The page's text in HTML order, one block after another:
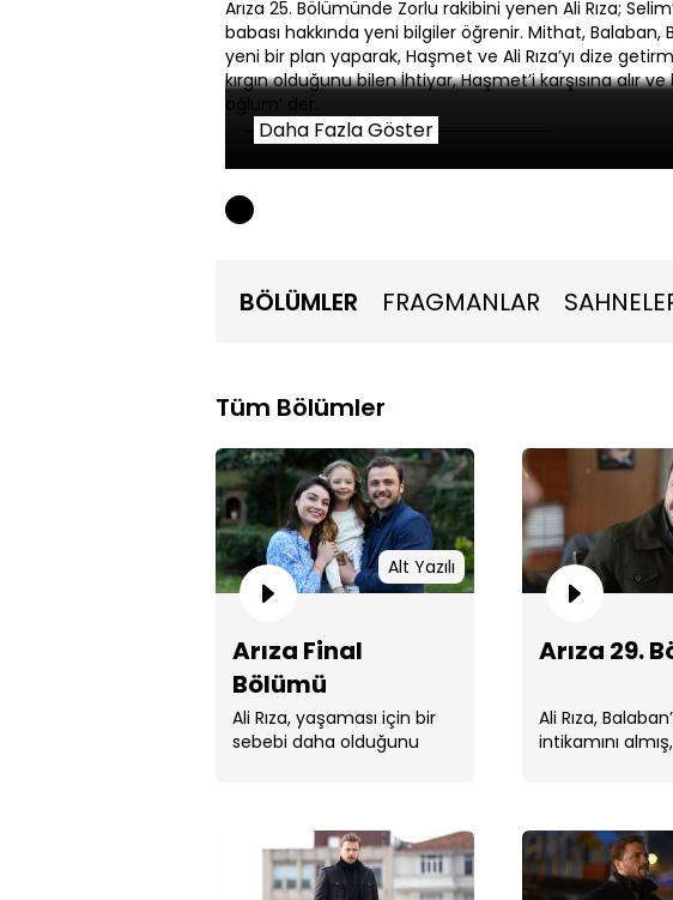
Arıza 25. Bölümünde Zorlu rakibini yenen Ali Rıza;
babası hakkında yeni bilgiler öğrenir. Mithat,
yeni bir plan yaparak, Haşmet ve Ali Rıza’yı dize
kırgın olduğunu bilen İhtiyar, Haşmet’i karşısına alır ve
oğlum’ der.
Ali Rıza ve Mert, Halide’yle birlikte babalarının izini
giderler. Mezarlıkta hiç beklemedikleri bir durum ile
Daha Fazla Göster
BÖLÜMLER FRAGMANLAR
Tüm Bölümler
Alt Yazılı
Arıza Final
Bölümü
Ali Rıza, yaşaması için bir
sebebi daha olduğunu
Arıza 29.
Ali Rıza,
intikamını